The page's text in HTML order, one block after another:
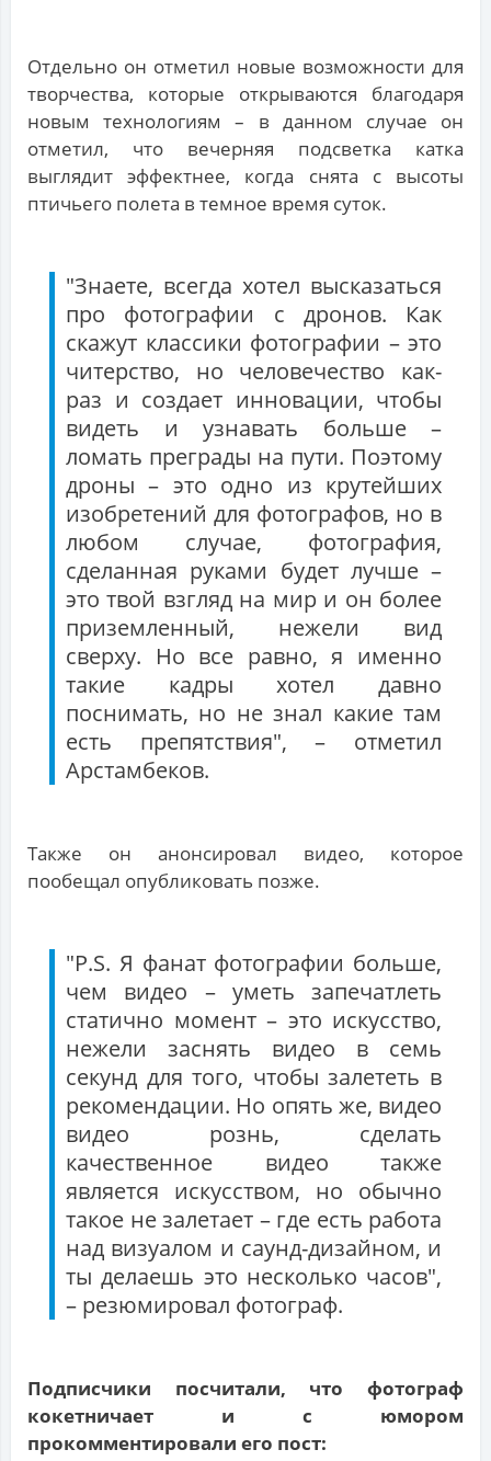
Отдельно он отметил новые возможности для
творчества, которые открываются благодаря
новым технологиям – в данном случае он
отметил, что вечерняя подсветка катка
выглядит эффектнее, когда снята с высоты
птичьего полета в темное время суток.
"Знаете, всегда хотел высказаться
про фотографии с дронов. Как
скажут классики фотографии – это
читерство, но человечество как-
раз и создает инновации, чтобы
видеть и узнавать больше –
ломать преграды на пути. Поэтому
дроны – это одно из крутейших
изобретений для фотографов, но в
любом случае, фотография,
сделанная руками будет лучше –
это твой взгляд на мир и он более
приземленный, нежели вид
сверху. Но все равно, я именно
такие кадры хотел давно
поснимать, но не знал какие там
есть препятствия", – отметил
Арстамбеков.
Также он анонсировал видео, которое
пообещал опубликовать позже.
"P.S. Я фанат фотографии больше,
чем видео – уметь запечатлеть
статично момент – это искусство,
нежели заснять видео в семь
секунд для того, чтобы залететь в
рекомендации. Но опять же, видео
видео рознь, сделать
качественное видео также
является искусством, но обычно
такое не залетает – где есть работа
над визуалом и саунд-дизайном, и
ты делаешь это несколько часов",
– резюмировал фотограф.
Подписчики посчитали, что фотограф
кокетничает и с юмором
прокомментировали его пост: